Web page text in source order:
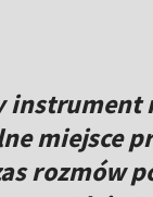
instrument
miejsce
rozmów